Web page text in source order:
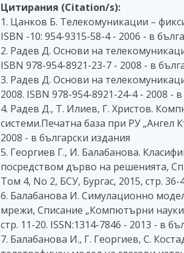
Цитирания (Citation/s):
1. Цанков Б. Телекомуникации –
ISBN -10: 954-9315-58-4 - 2006 - в
2. Радев Д. Основи на
ISBN 978-954-8921-23-7 - 2008 - в
3. Радев Д. Основи на
2008. ISBN 978-954-8921-24-4 - 2008 -
4. Радев Д., Т. Илиев, Г. Христов.
системи.Печатна база при РУ „Ангел
2008 - в български издания
5. Георгиев Г., И. Балабанова.
посредством дърво на решенията,
Том 4, No 2, БСУ, Бургас, 2015, стр.
6. Балабанова И. Симулационно
мрежи, Списание „Компютърни
стр. 11-20. ISSN:1314-7846 - 2013 - в
7. Балабанова И., Г. Георгиев, С.